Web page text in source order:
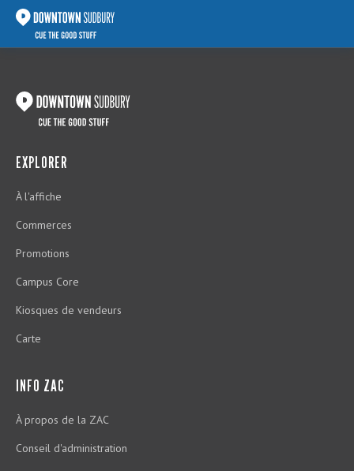
EXPLORER
À l'affiche
Commerces
Promotions
Campus Core
Kiosques de vendeurs
Carte
INFO ZAC
À propos de la ZAC
Conseil d'administration